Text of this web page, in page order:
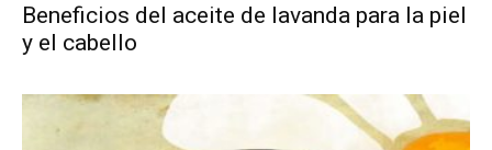
Beneficios del aceite de lavanda para la piel
y el cabello